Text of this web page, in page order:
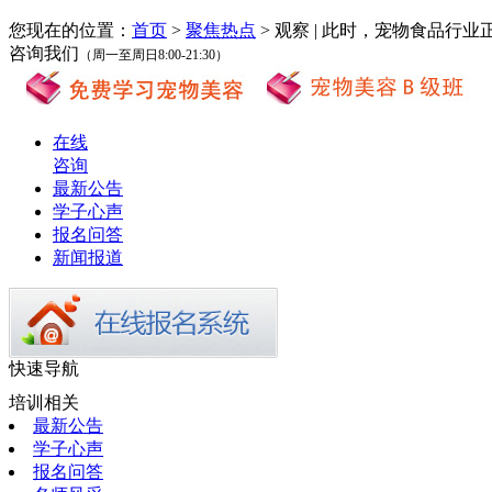
您现在的位置： 首页 > 聚焦热点 > 观察 | 此时，宠物食品行业
咨询我们 （周一至周日8:00-21:30）
在线
咨询
最新公告
学子心声
报名问答
新闻报道
快速导航
培训相关
最新公告
学子心声
报名问答